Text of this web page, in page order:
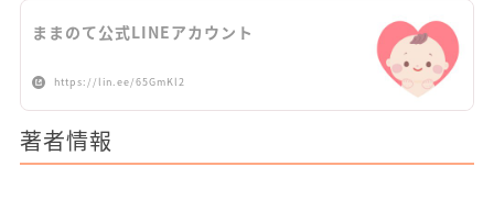
ままのて公式LINEアカウント
https://lin.ee/65GmKl2
著者情報